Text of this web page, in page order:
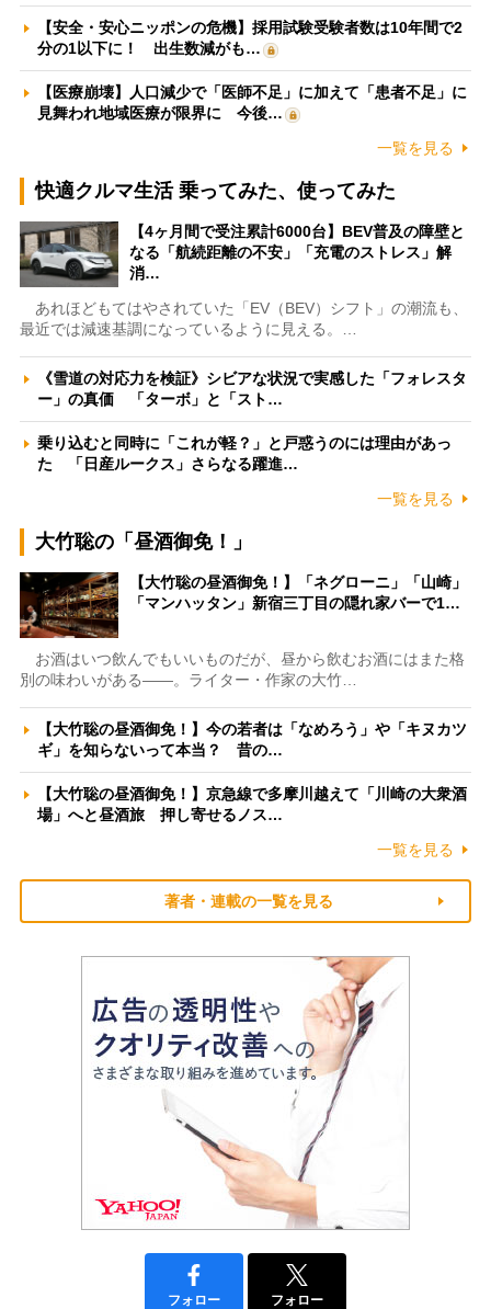
【安全・安心ニッポンの危機】採用試験受験者数は10年間で2
分の1以下に！ 出生数減がも…
【医療崩壊】人口減少で「医師不足」に加えて「患者不足」に
見舞われ地域医療が限界に 今後…
一覧を見る
快適クルマ生活 乗ってみた、使ってみた
【4ヶ月間で受注累計6000台】BEV普及の障壁と
なる「航続距離の不安」「充電のストレス」解
消…
あれほどもてはやされていた「EV（BEV）シフト」の潮流も、
最近では減速基調になっているように見える。…
《雪道の対応力を検証》シビアな状況で実感した「フォレスタ
ー」の真価 「ターボ」と「スト…
乗り込むと同時に「これが軽？」と戸惑うのには理由があっ
た 「日産ルークス」さらなる躍進…
一覧を見る
大竹聡の「昼酒御免！」
【大竹聡の昼酒御免！】「ネグローニ」「山崎」
「マンハッタン」新宿三丁目の隠れ家バーで1…
お酒はいつ飲んでもいいものだが、昼から飲むお酒にはまた格
別の味わいがある――。ライター・作家の大竹…
【大竹聡の昼酒御免！】今の若者は「なめろう」や「キヌカツ
ギ」を知らないって本当？ 昔の…
【大竹聡の昼酒御免！】京急線で多摩川越えて「川崎の大衆酒
場」へと昼酒旅 押し寄せるノス…
一覧を見る
著者・連載の一覧を見る
フォロー フォロー